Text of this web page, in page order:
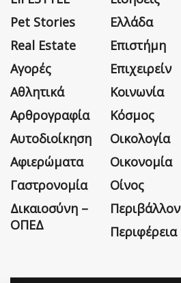
Pet Stories
Real Estate
Αγορές
Αθλητικά
Αρθρογραφία
Αυτοδιοίκηση
Αφιερώματα
Γαστρονομία
Δικαιοσύνη –
ΟΠΕΔ
Ελλάδα
Επιστήμη
Επιχειρείν
Κοινωνία
Κόσμος
Οικολογία
Οικονομία
Οίνος
Περιβάλλον
Περιφέρεια